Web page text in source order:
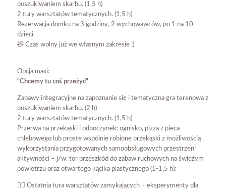
poszukiwaniem skarbu. (1,5 h)
2 tury warsztatów tematycznych. (1,5 h)
Rezerwacja domku na 3 godziny, 2 wychowawców, po 1 na 10
dzieci.
🧸 Czas wolny już we własnym zakresie ;)
Opcja maxi:
“Chcemy tu coś przeżyć”
Zabawy integracyjne na zapoznanie się i tematyczna gra terenowa z
poszukiwaniem skarbu. (2 h)
2 tury warsztatów tematycznych. (1,5 h)
Przerwa na przekąski i odpoczynek: ognisko, pizza z pieca
chlebowego lub proste wspólnie robione przekąski z możliwością
wykorzystania przygotowanych samoobsługowych przestrzeni
aktywności – j/w: tor przeszkód do zabaw ruchowych na świeżym
powietrzu oraz otwartego kącika plastycznego (1-1,5 h):
🤹‍♀ Ostatnia tura warsztatów zamykających – eksperymenty dla